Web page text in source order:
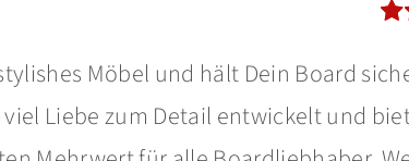
Möbel und hält Dein Board
viel Liebe zum Detail entwickelt und